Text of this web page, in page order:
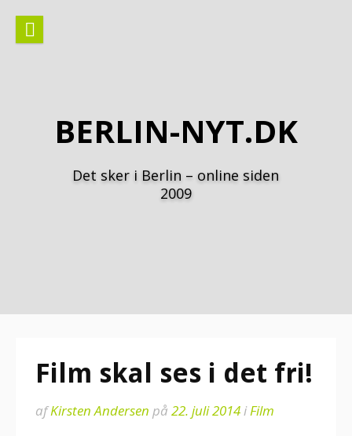
indhold
BERLIN-NYT.DK
Det sker i Berlin – online siden
2009
Film skal ses i det fri!
afKirsten Andersen på 22. juli 2014iFilm